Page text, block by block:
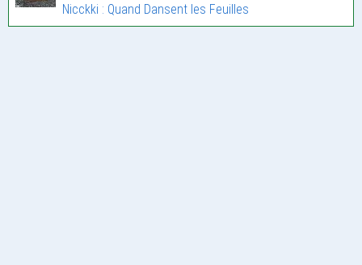
Nicckki : Quand Dansent les Feuilles